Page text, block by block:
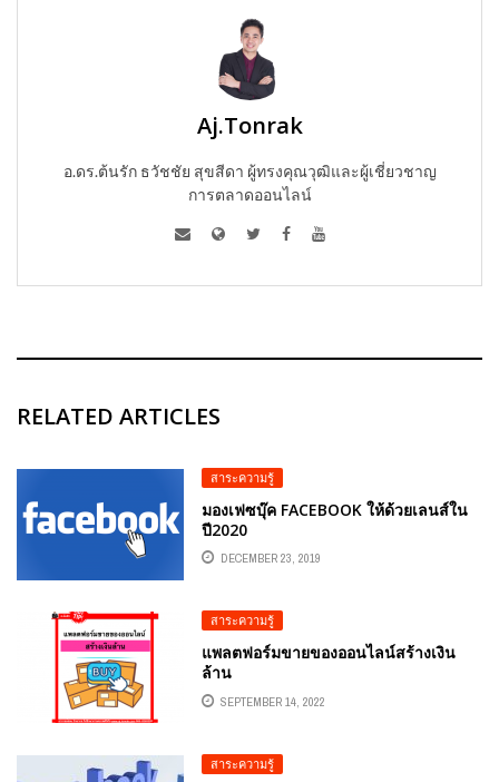
Aj.Tonrak
อ.ดร.ต้นรัก ธวัชชัย สุขสีดา ผู้ทรงคุณวุฒิและผู้เชี่ยวชาญ
การตลาดออนไลน์
RELATED ARTICLES
สาระความรู้
มองเฟซบุ๊ค FACEBOOK ให้ด้วยเลนส์ใน
ปี2020
DECEMBER 23, 2019
สาระความรู้
แพลตฟอร์มขายของออนไลน์สร้างเงิน
ล้าน
SEPTEMBER 14, 2022
สาระความรู้